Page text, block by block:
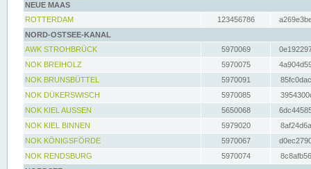
NEUE MAAS
ROTTERDAM
123456786
NORD-OSTSEE-KANAL
AWK STROHBRÜCK
5970069
NOK BREIHOLZ
5970075
NOK BRUNSBÜTTEL
5970091
NOK DÜKERSWISCH
5970085
NOK KIEL AUSSEN
5650068
NOK KIEL BINNEN
5979020
NOK KÖNIGSFÖRDE
5970067
NOK RENDSBURG
5970074